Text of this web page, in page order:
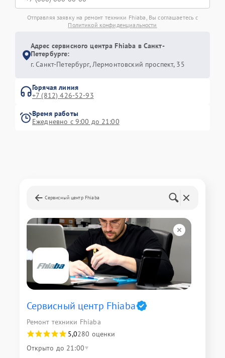
Отправляя заявку на ремонт техники Fhiaba, Вы соглашаетесь с
Политикой конфиденциальности
Адрес сервисного центра Fhiaba в Санкт-
Петербурге:
г. Санкт-Петербург, Лермонтовский проспект, 35
Горячая линия
+7 (812) 426-52-93
Время работы
Ежедневно с 9:00 до 21:00
Сервисный центр Fhiaba
Сервисный центр Fhiaba
Ремонт техники Fhiaba
5,0280 оценки
Открыто до 21:00